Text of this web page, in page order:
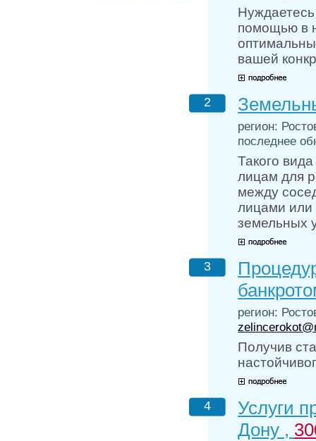
помощью в
вашей
2
регион:
последнее
Такого
лицам для
между
лицами или
земельных
3
регион:
Получив
4
Услуги
Дону ,